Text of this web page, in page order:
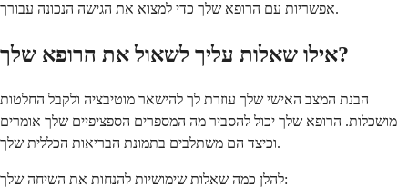
אפשריות עם הרופא שלך כדי למצוא את הגישה הנכונה עבורך.
אילו שאלות עליך לשאול את הרופא שלך?
הבנת המצב האישי שלך עוזרת לך להישאר מוטיבציה ולקבל החלטות
מושכלות. הרופא שלך יכול להסביר מה המספרים הספציפיים שלך אומרים
וכיצד הם משתלבים בתמונת הבריאות הכללית שלך.
להלן כמה שאלות שימושיות להנחות את השיחה שלך: